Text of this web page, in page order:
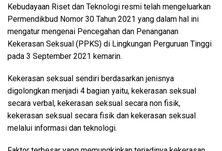
Kebudayaan Riset dan Teknologi resmi telah mengeluarkan
Permendikbud Nomor 30 Tahun 2021 yang dalam hal ini
mengatur mengenai Pencegahan dan Penanganan
Kekerasan Seksual (PPKS) di Lingkungan Perguruan Tinggi
pada 3 September 2021 kemarin.
Kekerasan seksual sendiri berdasarkan jenisnya
digolongkan menjadi 4 bagian yaitu, kekerasan seksual
secara verbal, kekerasan seksual secara non fisik,
kekerasan seksual secara fisik dan kekerasan seksual
melalui informasi dan teknologi.